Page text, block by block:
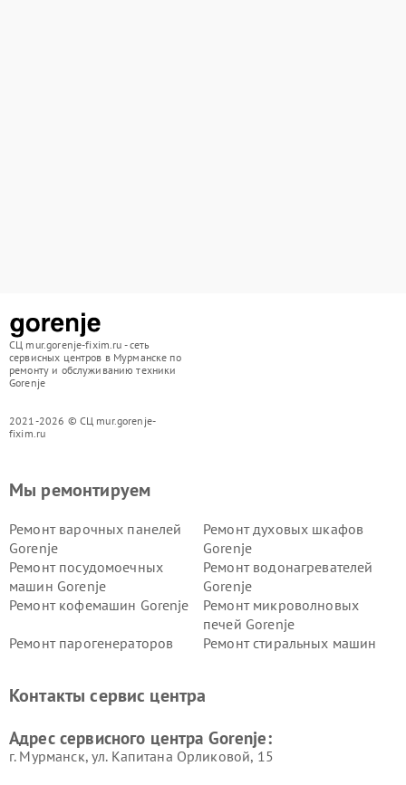
СЦ mur.gorenje-fixim.ru - сеть
сервисных центров в Мурманске по
ремонту и обслуживанию техники
Gorenje
2021-2026 © СЦ mur.gorenje-
fixim.ru
Мы ремонтируем
Ремонт варочных панелей
Gorenje
Ремонт духовых шкафов
Gorenje
Ремонт посудомоечных
машин Gorenje
Ремонт водонагревателей
Gorenje
Ремонт кофемашин Gorenje
Ремонт микроволновых
печей Gorenje
Ремонт парогенераторов
Ремонт стиральных машин
Контакты сервис центра
Адрес сервисного центра Gorenje:
г. Мурманск, ул. Капитана Орликовой, 15